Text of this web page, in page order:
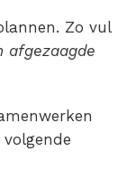
Zo vul
afgezaagde